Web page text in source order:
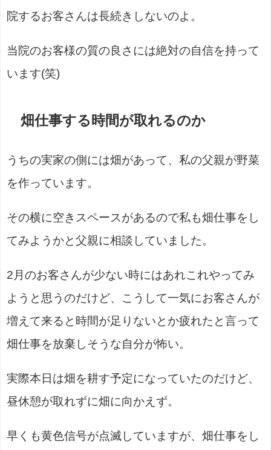
院するお客さんは長続きしないのよ。
当院のお客様の質の良さには絶対の自信を持って
います(笑)
畑仕事する時間が取れるのか
うちの実家の側には畑があって、私の父親が野菜
を作っています。
その横に空きスペースがあるので私も畑仕事をし
てみようかと父親に相談していました。
2月のお客さんが少ない時にはあれこれやってみ
ようと思うのだけど、こうして一気にお客さんが
増えて来ると時間が足りないとか疲れたと言って
畑仕事を放棄しそうな自分が怖い。
実際本日は畑を耕す予定になっていたのだけど、
昼休憩が取れずに畑に向かえず。
早くも黄色信号が点滅していますが、畑仕事をし